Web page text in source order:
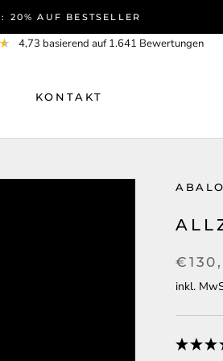
20% AUF BESTSELLER
4,73 basierend auf1.641 Bewertungen
KONTAKT
inkl.